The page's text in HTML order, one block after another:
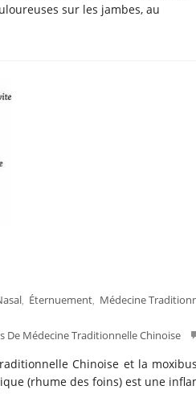
sur les jambes, au
Éternuement Médecine
De Médecine Traditionnelle Chinoise
Chinoise et la
(rhume des foins) est une